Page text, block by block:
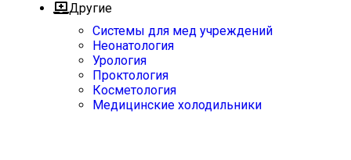
Другие
Системы для мед учреждений
Неонатология
Урология
Проктология
Косметология
Медицинские холодильники